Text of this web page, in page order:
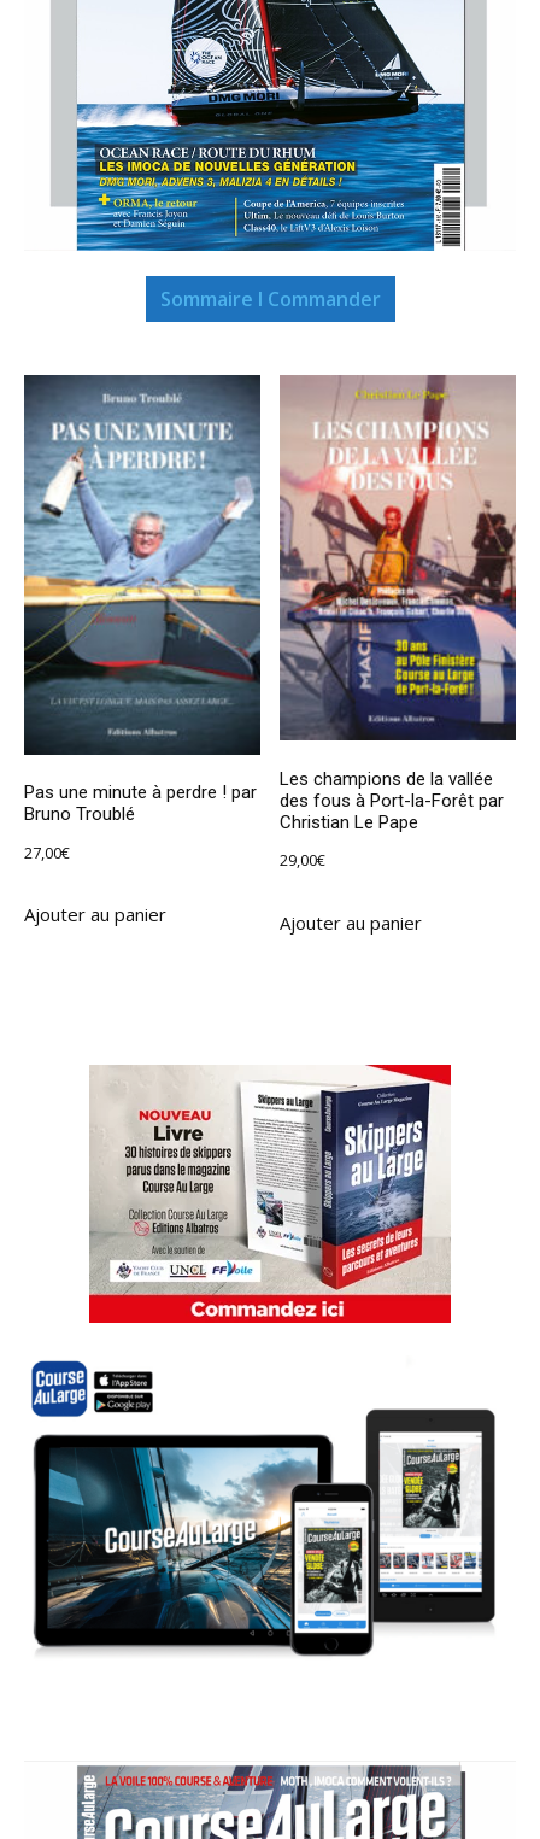
Sommaire I Commander
Pas une minute à perdre ! par
Bruno Troublé
27,00€
Ajouter au panier
Les champions de la vallée
des fous à Port-la-Forêt par
Christian Le Pape
29,00€
Ajouter au panier